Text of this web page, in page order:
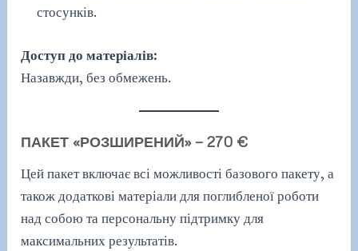
стосунків.
Доступ до матеріалів:
Назавжди, без обмежень.
ПАКЕТ «РОЗШИРЕНИЙ» — 270 €
Цей пакет включає всі можливості базового пакету, а
також додаткові матеріали для поглибленої роботи
над собою та персональну підтримку для
максимальних результатів.